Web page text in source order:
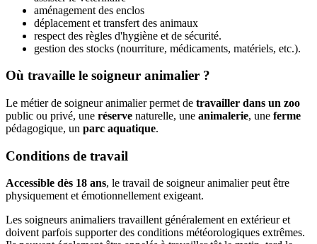
aménagement des enclos
déplacement et transfert des animaux
respect des règles d'hygiène et de sécurité.
gestion des stocks (nourriture, médicaments, matériels, etc.).
Où travaille le soigneur animalier ?
Le métier de soigneur animalier permet de travailler dans un zoo
public ou privé, une réserve naturelle, une animalerie, une ferme
pédagogique, un parc aquatique.
Conditions de travail
Accessible dès 18 ans, le travail de soigneur animalier peut être
physiquement et émotionnellement exigeant.
Les soigneurs animaliers travaillent généralement en extérieur et
doivent parfois supporter des conditions météorologiques extrêmes.